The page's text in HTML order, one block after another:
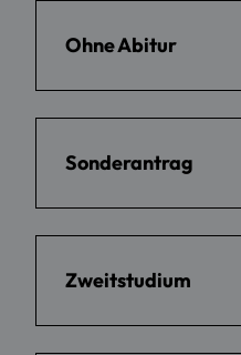
Ohne Abitur
Sonderantrag
Zweitstudium